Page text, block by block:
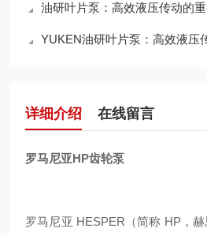
油研叶片泵：高效液压传动的
YUKEN油研叶片泵：高效液压
详细介绍 在线留言
罗马尼亚HP齿轮泵
罗马尼亚 HESPER（简称 HP，